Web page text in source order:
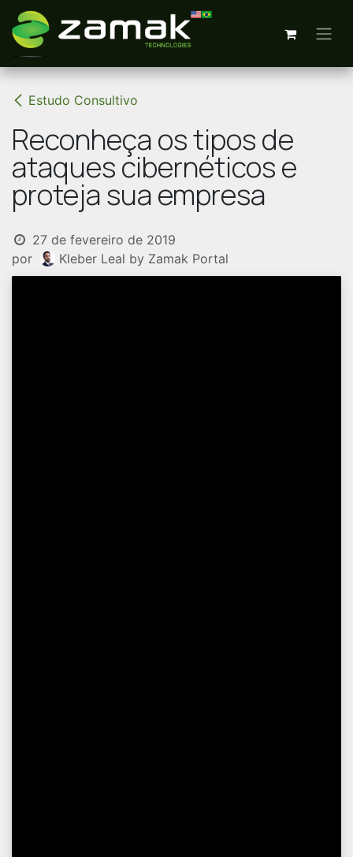
Pular para o conteúdo
Estudo Consultivo
Reconheça os tipos de
ataques cibernéticos e
proteja sua empresa
27 de fevereiro de 2019
por
Kleber Leal by Zamak Portal